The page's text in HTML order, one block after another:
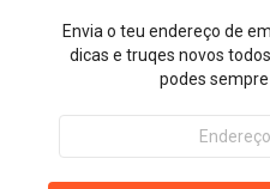
Envia o teu endereço de
dicas e truqes novos
podes sempre
Endereço
email